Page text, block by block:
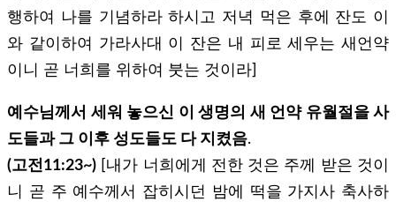
행하여 나를 기념하라 하시고 저녁 먹은 후에 잔도 이
와 같이하여 가라사대 이 잔은 내 피로 세우는 새언약
이니 곧 너희를 위하여 붓는 것이라]
예수님께서 세워 놓으신 이 생명의 새 언약 유월절을 사
도들과 그 이후 성도들도 다 지켰음.
(고전11:23~) [내가 너희에게 전한 것은 주께 받은 것이
니 곧 주 예수께서 잡히시던 밤에 떡을 가지사 축사하